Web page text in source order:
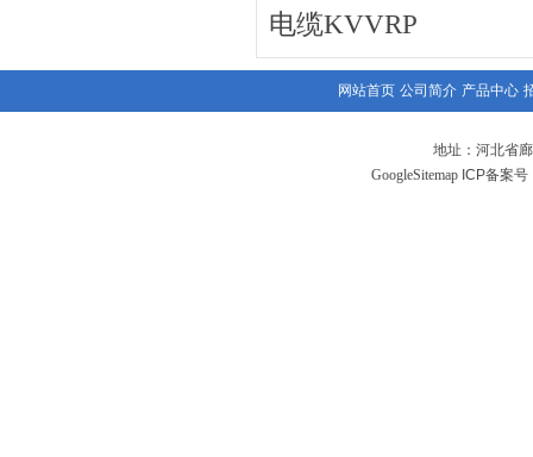
电缆KVVRP
网站首页 公司简介 产品中心
地址：河北省
GoogleSitemap ICP备案号